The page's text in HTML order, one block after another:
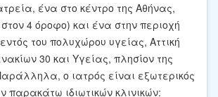
ένα στο κέντρο της Αθήνας,
4 όροφο) και ένα στην περιοχή
του πολυχώρου υγείας, Αττική
30 και Υγείας, πλησίον της
ο ιατρός είναι εξωτερικός
παρακάτω ιδιωτικών κλινικών: